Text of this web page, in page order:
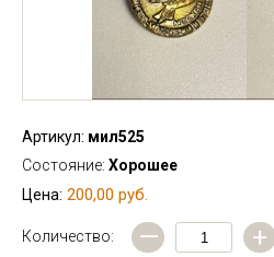
Артикул: мил525
Состояние: Хорошее
Цена: 200,00 руб.
Количество:
— +